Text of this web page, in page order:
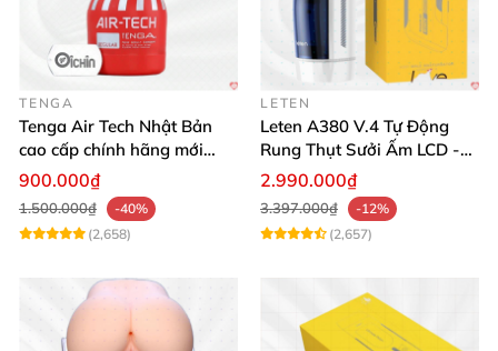
TENGA
Tenga Air Tech Nhật Bản
cao cấp chính hãng mới
seal giá tốt
900.000₫
1.500.000₫
-40%
(2,658)
LETEN
Leten A380 V.4 Tự Động
Rung Thụt Sưởi Ấm LCD -
Mua Ngay
2.990.000₫
3.397.000₫
-12%
(2,657)